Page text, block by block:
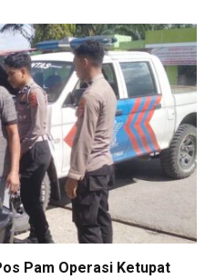
Pam Operasi Ketupat